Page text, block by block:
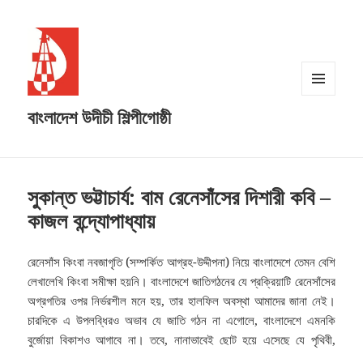
বাংলাদেশ উদীচী শিল্পীগোষ্ঠী
সুকান্ত ভট্টাচার্য: বাম রেনেসাঁসের দিশারী কবি –
কাজল বন্দ্যোপাধ্যায়
রেনেসাঁস কিংবা নবজাগৃতি (সম্পর্কিত আগ্রহ-উদ্দীপনা) নিয়ে বাংলাদেশে তেমন বেশি
লেখালেখি কিংবা সমীক্ষা হয়নি। বাংলাদেশে জাতিগঠনের যে প্রক্রিয়াটি রেনেসাঁসের
অগ্রগতির ওপর নির্ভরশীল মনে হয়, তার হালফিল অবস্থা আমাদের জানা নেই।
চারদিকে এ উপলব্ধিরও অভাব যে জাতি গঠন না এগোলে, বাংলাদেশে এমনকি
বুর্জোয়া বিকাশও আগাবে না। তবে, নানাভাবেই ছোট হয়ে এসেছে যে পৃথিবী,